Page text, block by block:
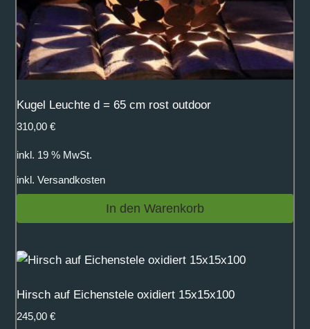
Kugel Leuchte d = 65 cm rost outdoor
310,00 €
inkl. 19 % MwSt.
inkl. Versandkosten
In den Warenkorb
Hirsch auf Eichenstele oxidiert 15x15x100
245,00 €